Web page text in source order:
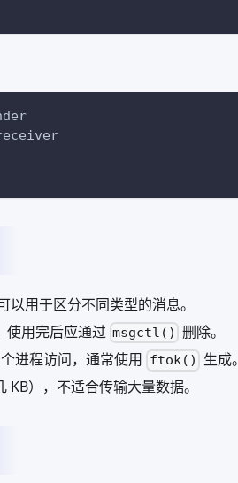
以用于区分不同类型的消息。
使用完后应通过 msgctl() 删除。
进程访问，通常使用 ftok()
生成。
），不适合传输大量数据。